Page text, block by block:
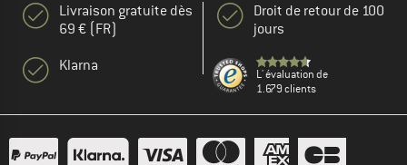
Livraison gratuite dès
69 € (FR)
Klarna
Droit de retour de 100
jours
L' évaluation de
1.679 clients